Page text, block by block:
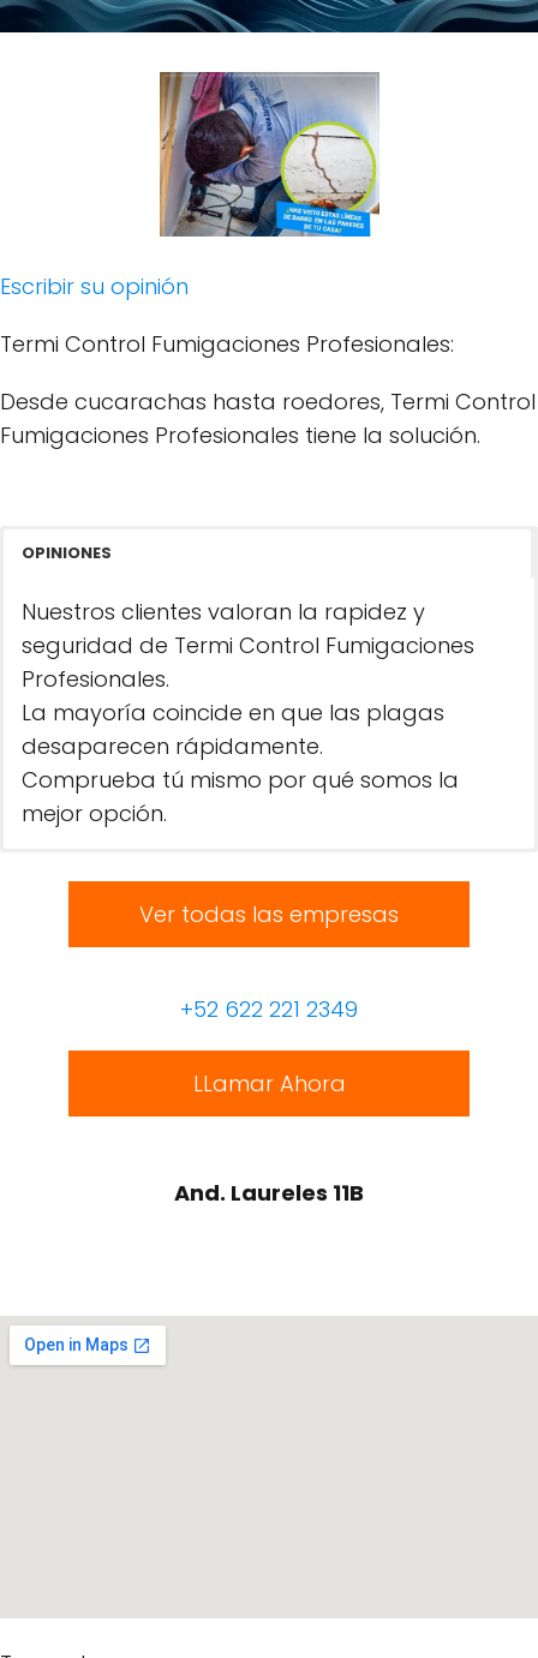
Escribir su opinión
Termi Control Fumigaciones Profesionales:
Desde cucarachas hasta roedores, Termi Control
Fumigaciones Profesionales tiene la solución.
OPINIONES
Nuestros clientes valoran la rapidez y
seguridad de Termi Control Fumigaciones
Profesionales.
La mayoría coincide en que las plagas
desaparecen rápidamente.
Comprueba tú mismo por qué somos la
mejor opción.
Ver todas las empresas
+52 622 221 2349
LLamar Ahora
And. Laureles 11B